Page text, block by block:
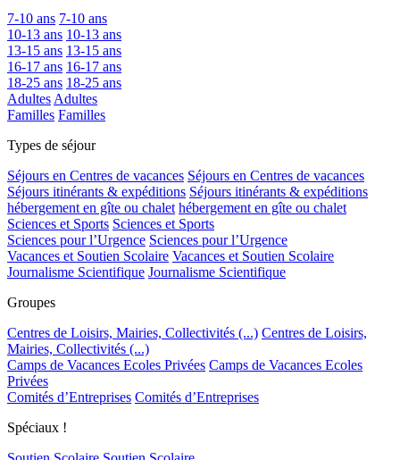
7-10 ans 7-10 ans
10-13 ans 10-13 ans
13-15 ans 13-15 ans
16-17 ans 16-17 ans
18-25 ans 18-25 ans
Adultes Adultes
Familles Familles
Types de séjour
Séjours en Centres de vacances Séjours en Centres de vacances
Séjours itinérants & expéditions Séjours itinérants & expéditions
hébergement en gîte ou chalet hébergement en gîte ou chalet
Sciences et Sports Sciences et Sports
Sciences pour l’Urgence Sciences pour l’Urgence
Vacances et Soutien Scolaire Vacances et Soutien Scolaire
Journalisme Scientifique Journalisme Scientifique
Groupes
Centres de Loisirs, Mairies, Collectivités (...) Centres de Loisirs,
Mairies, Collectivités (...)
Camps de Vacances Ecoles Privées Camps de Vacances Ecoles
Privées
Comités d’Entreprises Comités d’Entreprises
Spéciaux !